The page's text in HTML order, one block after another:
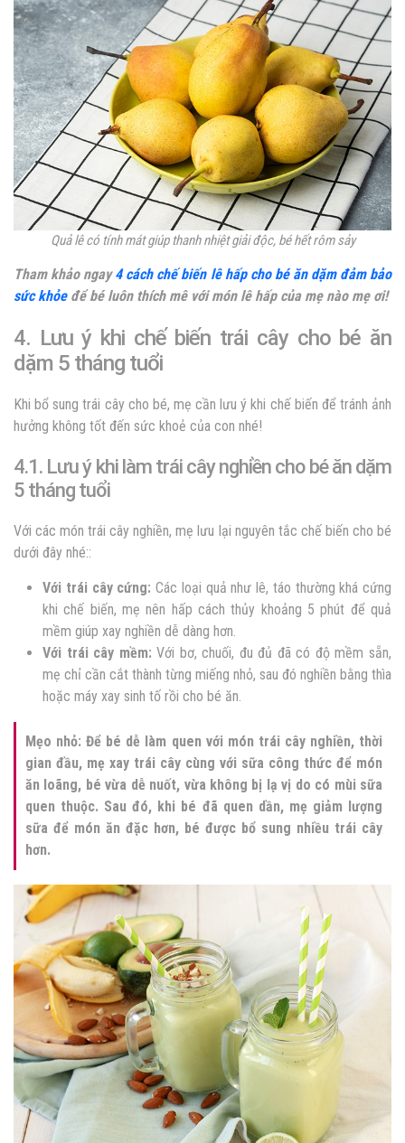
Quả lê có tính mát giúp thanh nhiệt giải độc, bé hết rôm sảy
Tham khảo ngay4 cách chế biến lê hấp cho bé ăn dặm đảm bảo
sức khỏeđể bé luôn thích mê với món lê hấp của mẹ nào mẹ ơi!
4. Lưu ý khi chế biến trái cây cho bé ăn
dặm 5 tháng tuổi
Khi bổ sung trái cây cho bé, mẹ cần lưu ý khi chế biến để tránh ảnh
hưởng không tốt đến sức khoẻ của con nhé!
4.1. Lưu ý khi làm trái cây nghiền cho bé ăn dặm
5 tháng tuổi
Với các món trái cây nghiền, mẹ lưu lại nguyên tắc chế biến cho bé
dưới đây nhé::
Với trái cây cứng: Các loại quả như lê, táo thường khá cứng
khi chế biến, mẹ nên hấp cách thủy khoảng 5 phút để quả
mềm giúp xay nghiền dễ dàng hơn.
Với trái cây mềm: Với bơ, chuối, đu đủ đã có độ mềm sẵn,
mẹ chỉ cần cắt thành từng miếng nhỏ, sau đó nghiền bằng thìa
hoặc máy xay sinh tố rồi cho bé ăn.
Mẹo nhỏ: Để bé dễ làm quen với món trái cây nghiền, thời
gian đầu, mẹ xay trái cây cùng với sữa công thức để món
ăn loãng, bé vừa dễ nuốt, vừa không bị lạ vị do có mùi sữa
quen thuộc. Sau đó, khi bé đã quen dần, mẹ giảm lượng
sữa để món ăn đặc hơn, bé được bổ sung nhiều trái cây
hơn.